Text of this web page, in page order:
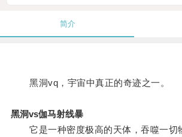
简介
黑洞vq，宇宙中真正的奇迹之一。
黑洞vs伽马射线暴
它是一种密度极高的天体，吞噬一切